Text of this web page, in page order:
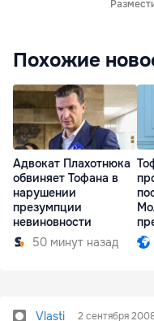
Похожие
Адвокат Плахотнюка
обвиняет Тофана в
нарушении
презумпции
невиновности
50 минут назад
Vlasti 2 сентября